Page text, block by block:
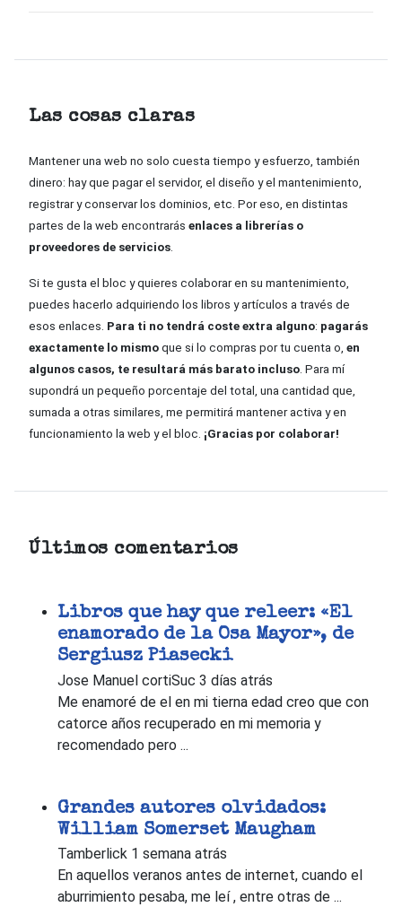
Las cosas claras
Mantener una web no solo cuesta tiempo y esfuerzo, también
dinero: hay que pagar el servidor, el diseño y el mantenimiento,
registrar y conservar los dominios, etc. Por eso, en distintas
partes de la web encontrarás enlaces a librerías o
proveedores de servicios.
Si te gusta el bloc y quieres colaborar en su mantenimiento,
puedes hacerlo adquiriendo los libros y artículos a través de
esos enlaces. Para ti no tendrá coste extra alguno: pagarás
exactamente lo mismo que si lo compras por tu cuenta o, en
algunos casos, te resultará más barato incluso. Para mí
supondrá un pequeño porcentaje del total, una cantidad que,
sumada a otras similares, me permitirá mantener activa y en
funcionamiento la web y el bloc. ¡Gracias por colaborar!
Últimos comentarios
Libros que hay que releer: «El
enamorado de la Osa Mayor», de
Sergiusz Piasecki
Jose Manuel cortiSuc 3 días atrás
Me enamoré de el en mi tierna edad creo que con
catorce años recuperado en mi memoria y
recomendado pero ...
Grandes autores olvidados:
William Somerset Maugham
Tamberlick 1 semana atrás
En aquellos veranos antes de internet, cuando el
aburrimiento pesaba, me leí , entre otras de ...